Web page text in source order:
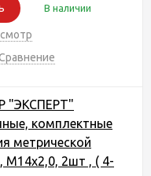
В наличии
"ЭКСПЕРТ"
комплектные
метрической
М14х2,0, 2шт , ( 4-